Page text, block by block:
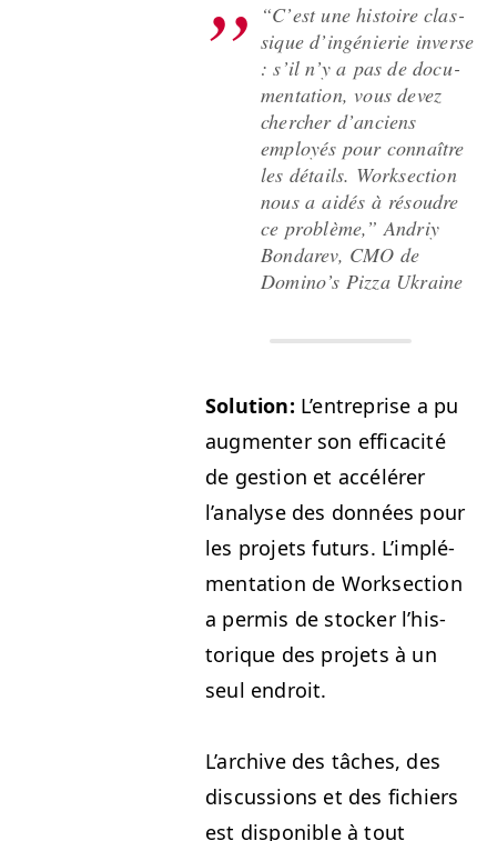
“C’est une his­toire clas­
sique d’ingénierie inverse
: s’il n’y a pas de doc­u­
men­ta­tion, vous devez
chercher d’an­ciens
employés pour con­naître
les détails. Work­sec­tion
nous a aidés à résoudre
ce prob­lème,” Andriy
Bon­darev, CMO de
Domi­no’s Piz­za Ukraine
Solu­tion: L’en­tre­prise a pu
aug­menter son effi­cac­ité
de ges­tion et accélér­er
l’analyse des don­nées pour
les pro­jets futurs. L’im­plé­
men­ta­tion de Work­sec­tion
a per­mis de stock­er l’his­
torique des pro­jets à un
seul endroit.
L’archive des tâch­es, des
dis­cus­sions et des fichiers
est disponible à tout